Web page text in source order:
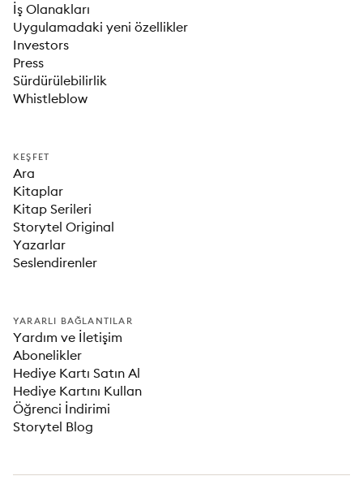
İş Olanakları
Uygulamadaki yeni özellikler
Investors
Press
Sürdürülebilirlik
Whistleblow
KEŞFET
Ara
Kitaplar
Kitap Serileri
Storytel Original
Yazarlar
Seslendirenler
YARARLI BAĞLANTILAR
Yardım ve İletişim
Abonelikler
Hediye Kartı Satın Al
Hediye Kartını Kullan
Öğrenci İndirimi
Storytel Blog